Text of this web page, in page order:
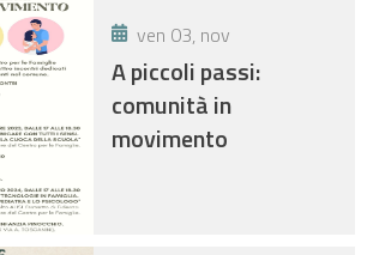
ven 03, nov
A piccoli passi:
comunità in
movimento